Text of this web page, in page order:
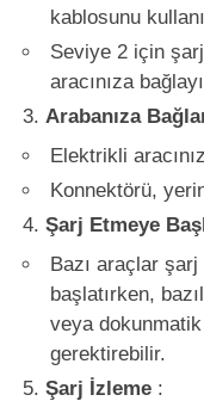
kablosunu
Seviye 2 için
aracınıza
Arabanıza
Elektrikli
Konnektörü,
Şarj Etmeye
Bazı araçlar
başlatırken,
veya dokunmatik
gerektirebilir.
Şarj İzleme: